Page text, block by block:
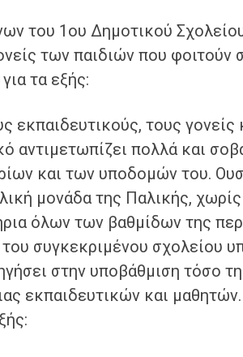
του 1ου Δημοτικού
των παιδιών που φοιτούν
τα εξής:
εκπαιδευτικούς, τους γονείς
αντιμετωπίζει πολλά και
και των υποδομών του.
μονάδα της Παλικής, χωρίς
όλων των βαθμίδων της
συγκεκριμένου σχολείου
στην υποβάθμιση τόσο
εκπαιδευτικών και